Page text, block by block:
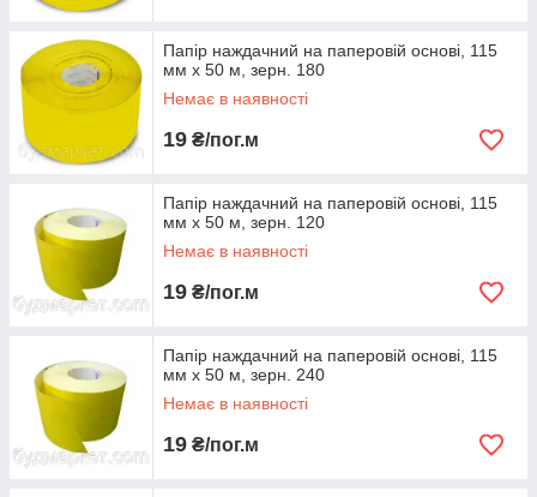
Папір наждачний на паперовій основі, 115
мм х 50 м, зерн. 180
Немає в наявності
19 ₴/пог.м
Папір наждачний на паперовій основі, 115
мм х 50 м, зерн. 120
Немає в наявності
19 ₴/пог.м
Папір наждачний на паперовій основі, 115
мм х 50 м, зерн. 240
Немає в наявності
19 ₴/пог.м